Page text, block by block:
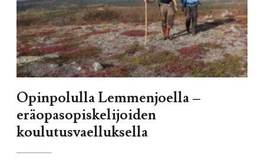
Opinpolulla Lemmenjoella –
eräopasopiskelijoiden
koulutusvaelluksella